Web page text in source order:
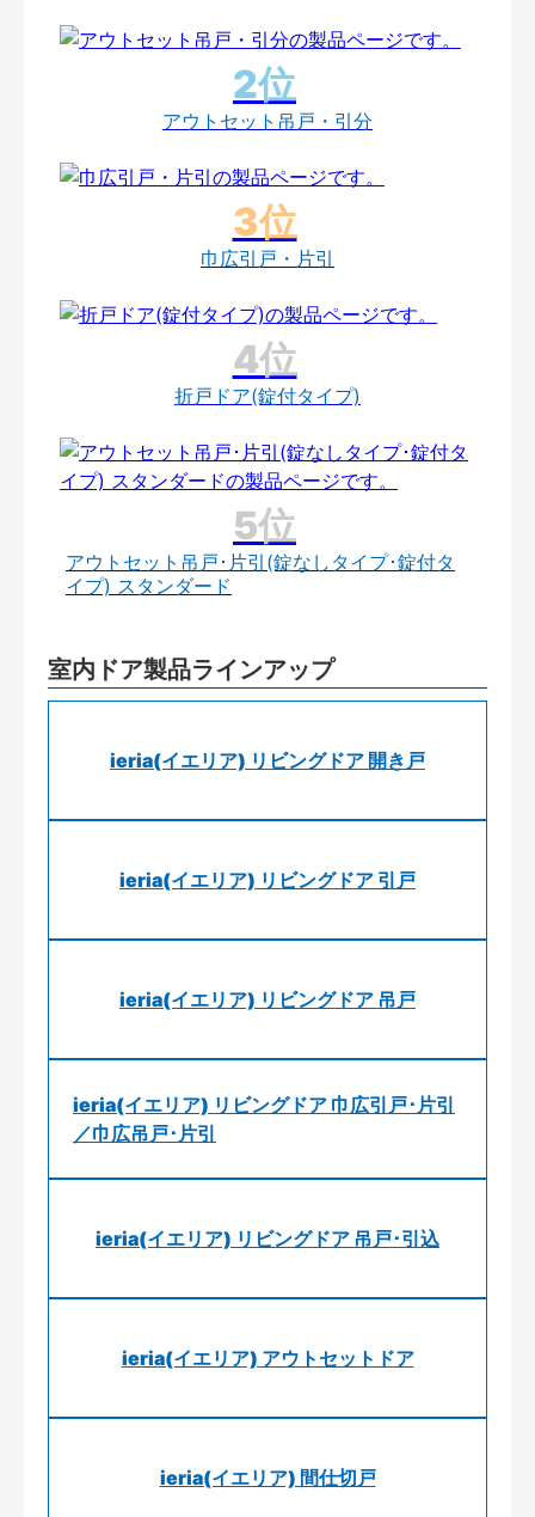
アウトセット吊戸・引分
巾広引戸・片引
折戸ドア(錠付タイプ)
アウトセット吊戸･片引(錠なしタイプ･錠付タ
イプ) スタンダード
室内ドア製品ラインアップ
ieria(イエリア) リビングドア 開き戸
ieria(イエリア) リビングドア 引戸
ieria(イエリア) リビングドア 吊戸
ieria(イエリア) リビングドア 巾広引戸･片引
／巾広吊戸･片引
ieria(イエリア) リビングドア 吊戸･引込
ieria(イエリア) アウトセットドア
ieria(イエリア) 間仕切戸